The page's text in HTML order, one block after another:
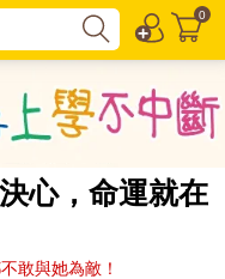
0
心，命運就在
敢與她為敵！